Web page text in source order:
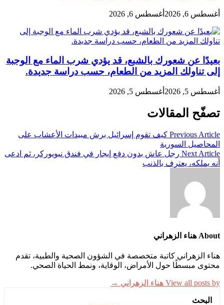
أغسطس 6, 2026 أغسطس 6, 2026
بعيدًا عن شعورك بالشبع، قد يؤدي شرب الماء مع الوجبة
إلى تناولك المزيد من الطعام، حسب دراسة جديدة.
أغسطس 5, 2026 أغسطس 5, 2026
تصفّح المقالات
Previous Article كيف تقوم إسرائيل برش مبيدات الأعشاب على
المحاصيل السورية
Next Article رجل عاش بدون دفع إيجار في فندق نيويوركر، ثم ادعى
أنه يملكه، يعترف بالذنب
About هناء الزهراني
هناء الزهراني كاتبة متخصصة في الشؤون الصحية والطبية، تقدم
محتوى مبسطًا حول الأمراض، الوقاية، ونمط الحياة الصحي.
View all posts by هناء الزهراني →
البحث